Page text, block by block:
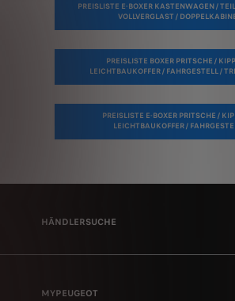
PREISLISTE E-BOXER KASTENWAGEN /
VOLLVERGLAST /
PREISLISTE BOXER PRITSCHE /
LEICHTBAUKOFFER / FAHRGESTELL /
PREISLISTE E-BOXER PRITSCHE /
LEICHTBAUKOFFER /
HÄNDLERSUCHE
MYPEUGEOT